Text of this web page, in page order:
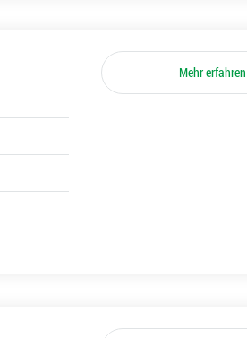
Mehr erfahren